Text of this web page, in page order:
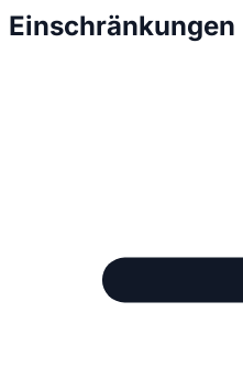
Einschränkungen